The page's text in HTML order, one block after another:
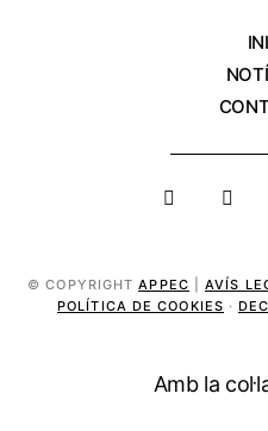
© COPYRIGHTAPPEC |AVÍS
POLÍTICA DE COOKIES ·
Amb la